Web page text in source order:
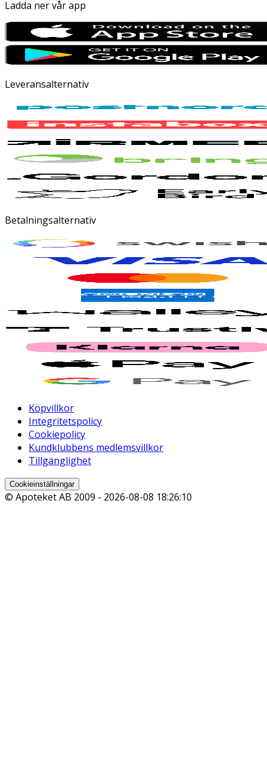
Ladda ner vår app
Leveransalternativ
Betalningsalternativ
Köpvillkor
Integritetspolicy
Cookiepolicy
Kundklubbens medlemsvillkor
Tillgänglighet
Cookieinställningar
© Apoteket AB 2009 - 2026-08-08 18:26:10